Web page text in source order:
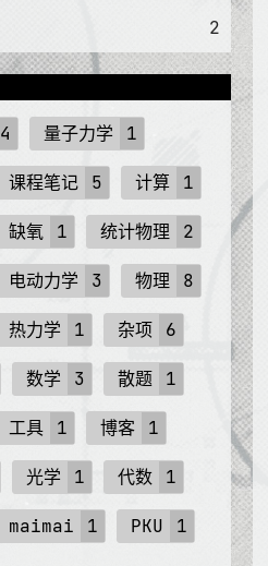
2
4 量子力学 1
课程笔记 5 计算 1
缺氧 1 统计物理 2
电动力学 3 物理 8
热力学 1 杂项 6
数学 3 散题 1
工具 1 博客 1
光学 1 代数 1
maimai 1 PKU 1